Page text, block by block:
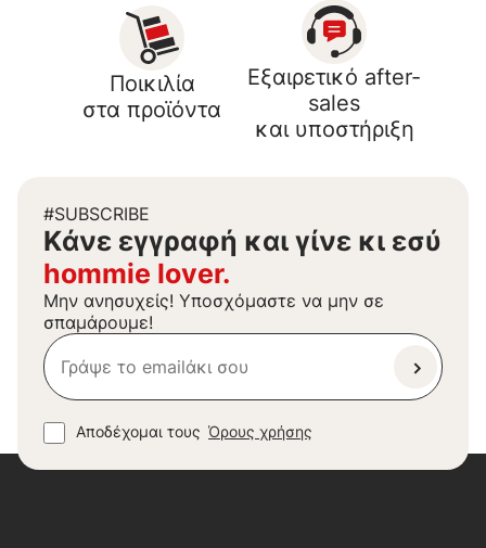
Ποικιλία
στα προϊόντα
Εξαιρετικό after-
sales
και υποστήριξη
#SUBSCRIBE
Kάνε εγγραφή και γίνε κι εσύ
hommie lover.
Μην ανησυχείς! Υποσχόμαστε να μην σε
σπαμάρουμε!
Αποδέχομαι τους Όρους χρήσης